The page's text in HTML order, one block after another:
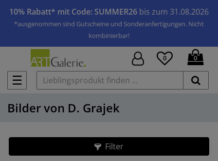
10% Rabatt* mit Code: SUMMER26 bis zum 31.08.2026
*ausgenommen sind Gutscheine und Sonderanfertigungen. Nicht
kombinierbar!
☰
0 0
Bilder von D. Grajek
Filter